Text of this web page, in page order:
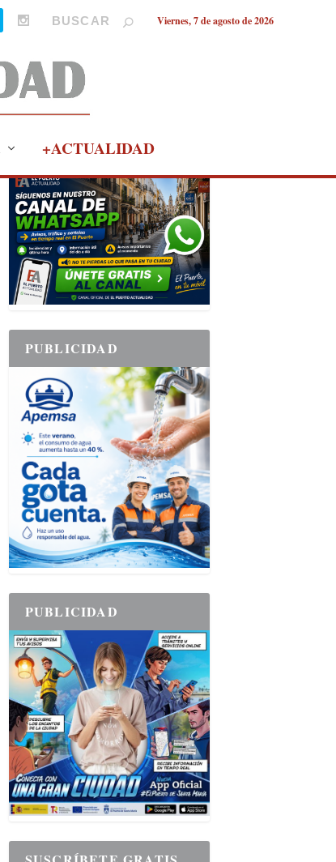
Viernes, 7 de agosto de 2026
+ACTUALIDAD
PUBLICIDAD
PUBLICIDAD
PUBLICIDAD